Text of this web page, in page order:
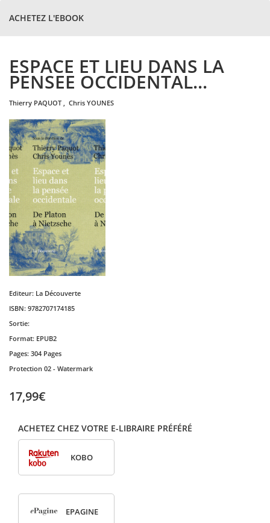
ACHETEZ L'EBOOK
ESPACE ET LIEU DANS LA
PENSEE OCCIDENTAL...
thierry PAQUOT , chris YOUNES
Editeur: La Découverte
ISBN: 9782707174185
Sortie:
Format: EPUB2
Pages: 304 Pages
Protection 02 - Watermark
17,99€
ACHETEZ CHEZ VOTRE E-LIBRAIRE PRÉFÉRÉ
KOBO
EPAGINE